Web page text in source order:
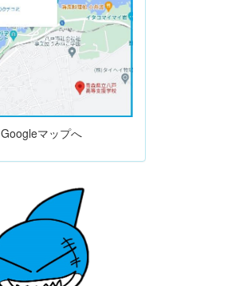
Googleマップへ